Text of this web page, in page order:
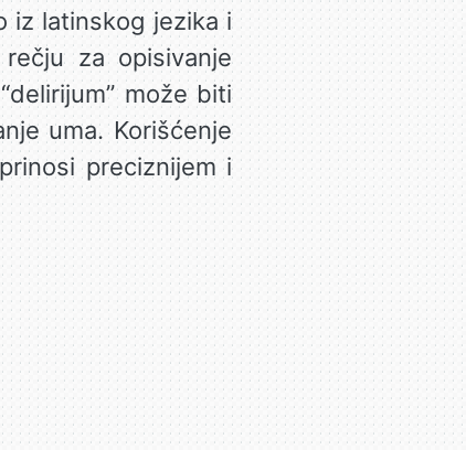
iz latinskog jezika i
za opisivanje
može biti
uma. Korišćenje
preciznijem i